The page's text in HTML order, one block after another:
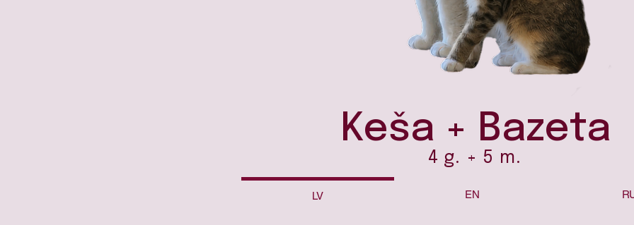
Keša + Bazeta
4 g. + 5 m.
LV EN